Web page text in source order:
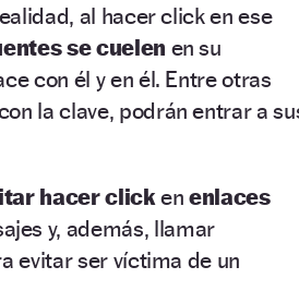
al hacer click en ese
se cuelen en su
con él y en él. Entre otras
la clave, podrán entrar a
hacer clickenenlaces
y, además, llamar
evitar ser víctima de un